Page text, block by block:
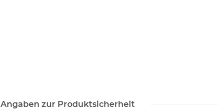
Angaben zur Produktsicherheit